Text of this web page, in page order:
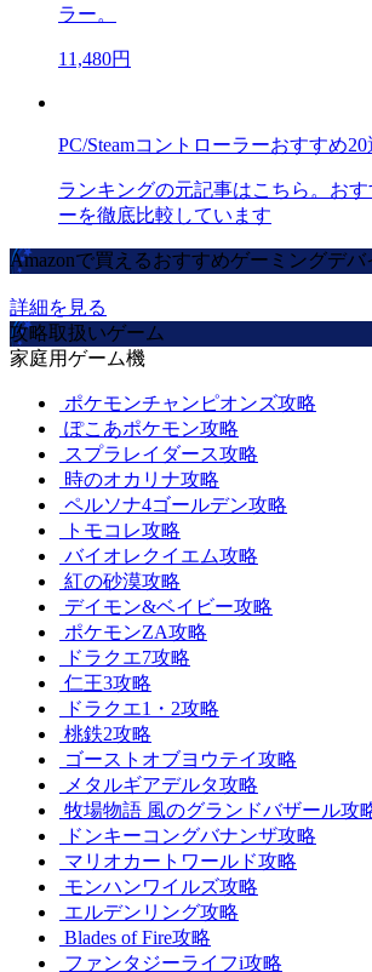
ラー。
11,480円
PC/Steamコントローラーおすすめ
ランキングの元記事はこちら。お
ーを徹底比較しています
Amazonで買えるおすすめゲーミングデ
詳細を見る
攻略取扱いゲーム
家庭用ゲーム機
ポケモンチャンピオンズ攻略
ぽこあポケモン攻略
スプラレイダース攻略
時のオカリナ攻略
ペルソナ4ゴールデン攻略
トモコレ攻略
バイオレクイエム攻略
紅の砂漠攻略
デイモン&ベイビー攻略
ポケモンZA攻略
ドラクエ7攻略
仁王3攻略
ドラクエ1・2攻略
桃鉄2攻略
ゴーストオブヨウテイ攻略
メタルギアデルタ攻略
牧場物語 風のグランドバザール攻
ドンキーコングバナンザ攻略
マリオカートワールド攻略
モンハンワイルズ攻略
エルデンリング攻略
Blades of Fire攻略
ファンタジーライフi攻略